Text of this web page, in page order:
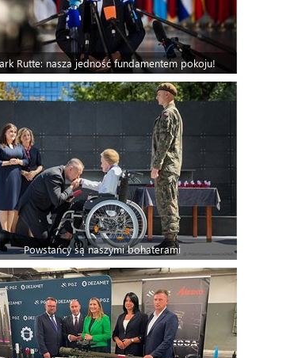
Rutte: nasza jedność fundamentem pokoju!
Powstańcy są naszymi bohaterami